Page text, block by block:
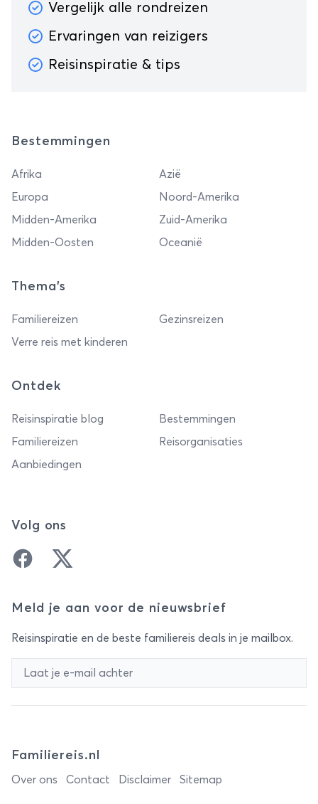
Vergelijk alle rondreizen
Ervaringen van reizigers
Reisinspiratie & tips
Bestemmingen
Afrika
Azië
Europa
Noord-Amerika
Midden-Amerika
Zuid-Amerika
Midden-Oosten
Oceanië
Thema's
Familiereizen
Gezinsreizen
Verre reis met kinderen
Ontdek
Reisinspiratie blog
Bestemmingen
Familiereizen
Reisorganisaties
Aanbiedingen
Volg ons
FacebookTwitter
Meld je aan voor de nieuwsbrief
Reisinspiratie en de beste familiereis deals in je mailbox.
Familiereis.nl
Over ons Contact Disclaimer Sitemap